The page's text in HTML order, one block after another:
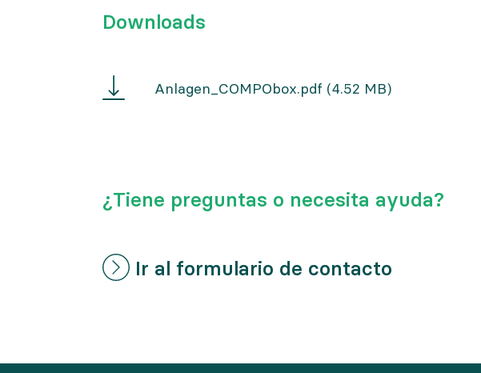
Downloads
COMPObox
Anlagen_COMPObox.pdf (4.52 MB)
¿Tiene preguntas o necesita ayuda?
Ir al formulario de contacto